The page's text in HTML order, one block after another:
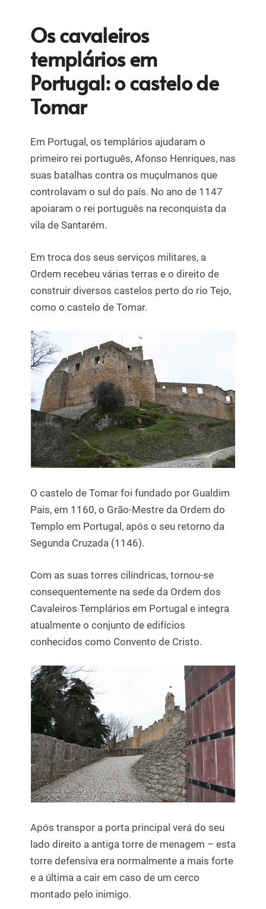
Os cavaleiros
templários em
Portugal: o castelo de
Tomar
Em Portugal, os templários ajudaram o
primeiro rei português, Afonso Henriques, nas
suas batalhas contra os muçulmanos que
controlavam o sul do país. No ano de 1147
apoiaram o rei português na reconquista da
vila de Santarém.
Em troca dos seus serviços militares, a
Ordem recebeu várias terras e o direito de
construir diversos castelos perto do rio Tejo,
como o castelo de Tomar.
O castelo de Tomar foi fundado por Gualdim
Pais, em 1160, o Grão-Mestre da Ordem do
Templo em Portugal, após o seu retorno da
Segunda Cruzada (1146).
Com as suas torres cilíndricas, tornou-se
consequentemente na sede da Ordem dos
Cavaleiros Templários em Portugal e integra
atualmente o conjunto de edifícios
conhecidos como Convento de Cristo.
Após transpor a porta principal verá do seu
lado direito a antiga torre de menagem – esta
torre defensiva era normalmente a mais forte
e a última a cair em caso de um cerco
montado pelo inimigo.